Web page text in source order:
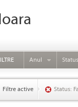
Anul Status
Filtre active Status: